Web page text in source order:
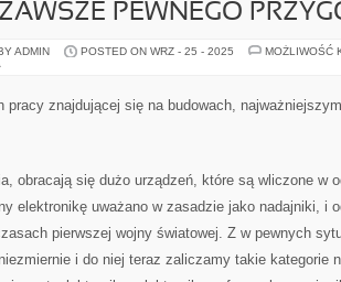
PEWNEGO
ADMIN POSTED ON WRZ - 25 - 2025
MOŻLIWOŚĆ
pracy znajdującej się na budowach,
obracają się dużo urządzeń, które są wliczone w
elektronikę uważano w zasadzie jako nadajniki, i
pierwszej wojny światowej. Z w pewnych
i do niej teraz zaliczamy takie kategorie